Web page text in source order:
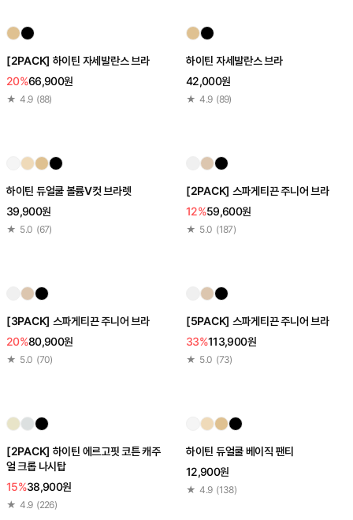
[2PACK] 하이틴 자세발란스 브라
20%66,900원
★ 4.9 (88)
하이틴 자세발란스 브라
42,000원
★ 4.9 (89)
하이틴 듀얼쿨 볼륨V컷 브라렛
39,900원
★ 5.0 (67)
[2PACK] 스파게티끈 주니어 브라
12%59,600원
★ 5.0 (187)
[3PACK] 스파게티끈 주니어 브라
20%80,900원
★ 5.0 (70)
[5PACK] 스파게티끈 주니어 브라
33%113,900원
★ 5.0 (73)
[2PACK] 하이틴 에르고핏 코튼 캐주
얼 크롭 나시탑
15%38,900원
★ 4.9 (226)
하이틴 듀얼쿨 베이직 팬티
12,900원
★ 4.9 (138)